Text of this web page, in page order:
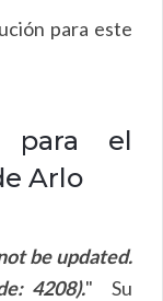
para este
para el
Arlo
be updated.
4208)." Su